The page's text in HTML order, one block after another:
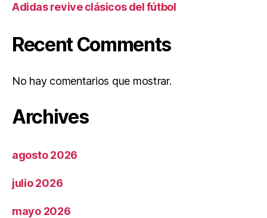
Adidas revive clásicos del fútbol
Recent Comments
No hay comentarios que mostrar.
Archives
agosto 2026
julio 2026
mayo 2026